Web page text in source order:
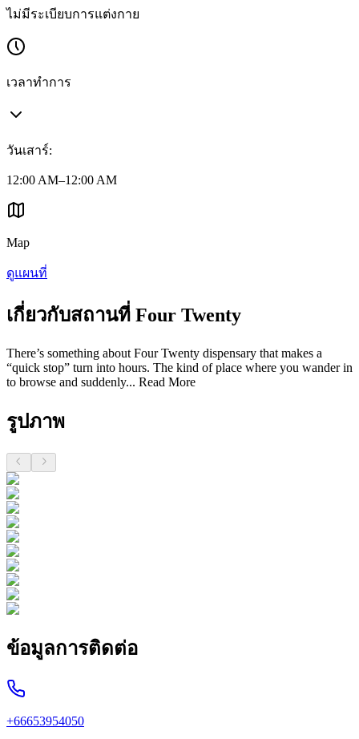
ไม่มีระเบียบการแต่งกาย
เวลาทำการ
วันเสาร์:
12:00 AM–12:00 AM
Map
ดูแผนที่
เกี่ยวกับสถานที่ Four Twenty
There’s something about Four Twenty dispensary that makes a
“quick stop” turn into hours. The kind of place where you wander in
to browse and suddenly... Read More
รูปภาพ
ข้อมูลการติดต่อ
+66653954050